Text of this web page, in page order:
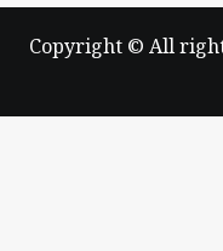
Copyright © All